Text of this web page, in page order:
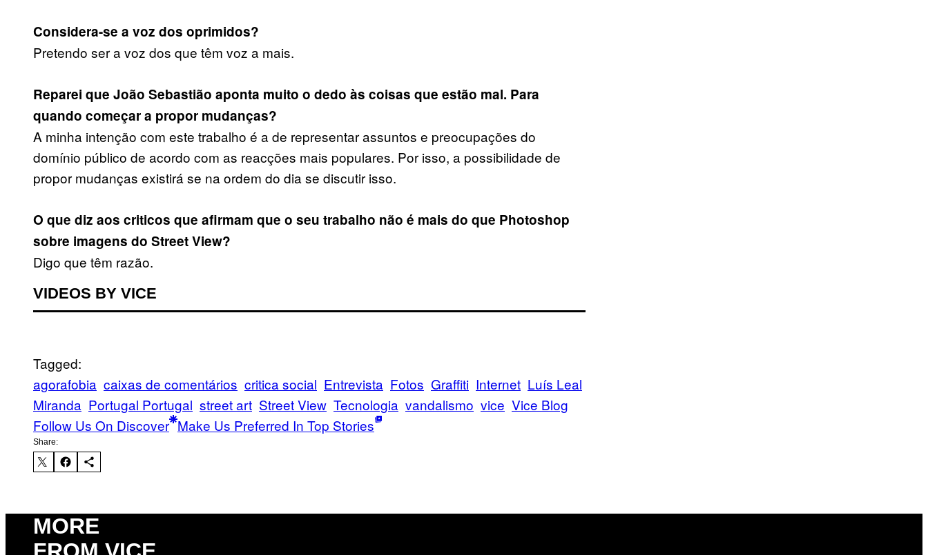
Considera-se a voz dos oprimidos?
Pretendo ser a voz dos que têm voz a mais.
Reparei que João Sebastião aponta muito o dedo às coisas que estão mal. Para
quando começar a propor mudanças?
A minha intenção com este trabalho é a de representar assuntos e preocupações do
domínio público de acordo com as reacções mais populares. Por isso, a possibilidade de
propor mudanças existirá se na ordem do dia se discutir isso.
O que diz aos criticos que afirmam que o seu trabalho não é mais do que Photoshop
sobre imagens do Street View?
Digo que têm razão.
VIDEOS BY VICE
Tagged:
agorafobia caixas de comentários critica social Entrevista Fotos Graffiti Internet Luís Leal
Miranda Portugal Portugal street art Street View Tecnologia vandalismo vice Vice Blog
Follow Us On Discover Make Us Preferred In Top Stories
Share:
MORE